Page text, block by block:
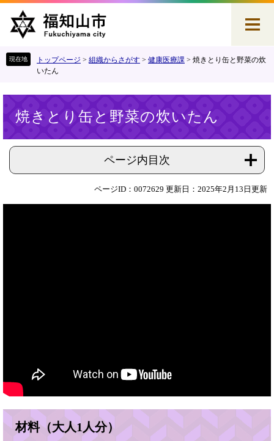
す
し
トップページ > 組織からさがす > 健康医療課 > 焼きとり缶と野菜の炊
いたん
焼きとり缶と野菜の炊いたん
ページ内目次
ページID：0072629 更新日：2025年2月13日更新
材料（大人1人分）